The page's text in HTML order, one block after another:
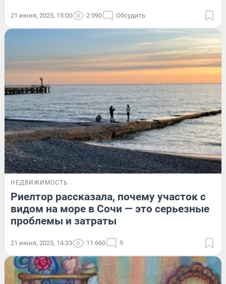
21 июня, 2025, 15:00 2 090 Обсудить
НЕДВИЖИМОСТЬ
Риелтор рассказала, почему участок с
видом на море в Сочи — это серьезные
проблемы и затраты
21 июня, 2025, 14:33 11 660 9